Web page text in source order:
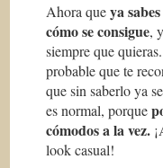
Ahora queya
cómo se consigue,
siempre que
probable que te
que sin saberlo ya
es normal, porque
cómodos a la vez.
look casual!